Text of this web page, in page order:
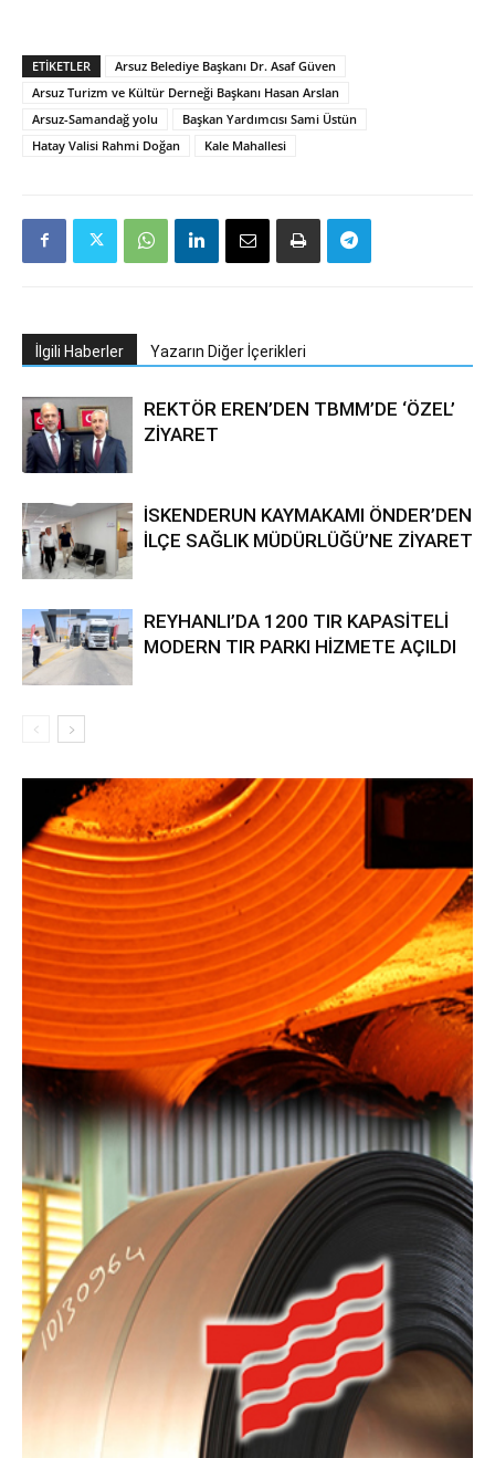
ETIKETLER
Arsuz Belediye Başkanı Dr. Asaf Güven
Arsuz Turizm ve Kültür Derneği Başkanı Hasan Arslan
Arsuz-Samandağ yolu
Başkan Yardımcısı Sami Üstün
Hatay Valisi Rahmi Doğan
Kale Mahallesi
İlgili Haberler Yazarın Diğer İçerikleri
REKTÖR EREN’DEN TBMM’DE ‘ÖZEL’
ZİYARET
İSKENDERUN KAYMAKAMI ÖNDER’DEN
İLÇE SAĞLIK MÜDÜRLÜĞÜ’NE ZİYARET
REYHANLI’DA 1200 TIR KAPASİTELİ
MODERN TIR PARKI HİZMETE AÇILDI